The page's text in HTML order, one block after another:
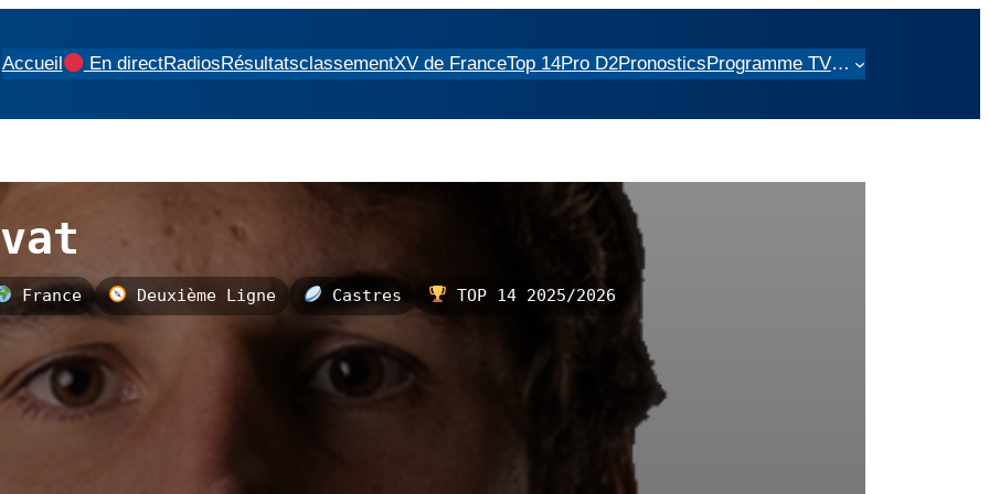
Accueil En directRadiosRésultatsclassementXV de FranceTop 14Pro D2PronosticsProgramme TV…
France Deuxième Ligne Castres TOP 14 2025/2026